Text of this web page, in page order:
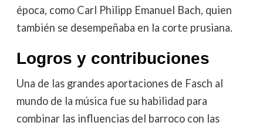
época, como Carl Philipp Emanuel Bach, quien
también se desempeñaba en la corte prusiana.
Logros y contribuciones
Una de las grandes aportaciones de Fasch al
mundo de la música fue su habilidad para
combinar las influencias del barroco con las